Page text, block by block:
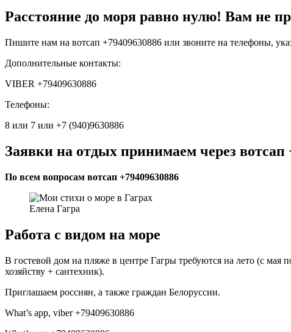
Расстояние до моря равно нулю! Вам не
Пишите нам на вотсап +79409630886 или звоните на телефоны,
Дополнительные контакты:
VIBER +79409630886
Телефоны:
8 или 7 или +7 (940)9630886
Заявки на отдых принимаем через вотсап
По всем вопросам вотсап +79409630886
Елена Гагра
Работа с видом на море
В гостевой дом на пляже в центре Гагры требуются на лето (с
хозяйству + сантехник).
Приглашаем россиян, а также граждан Белоруссии.
What’s app, viber +79409630886